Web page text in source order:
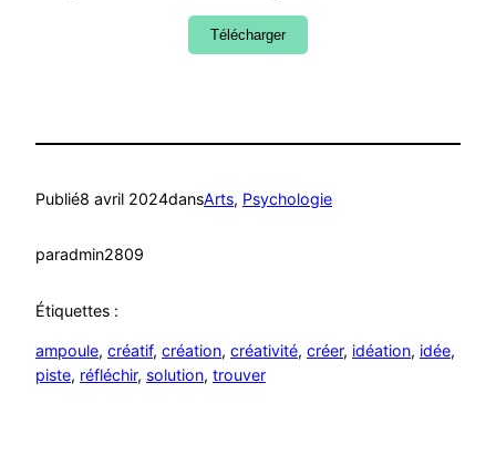
Télécharger
Publié8 avril 2024dansArts, Psychologie
paradmin2809
Étiquettes :
ampoule, créatif, création, créativité, créer, idéation, idée
piste, réfléchir, solution, trouver